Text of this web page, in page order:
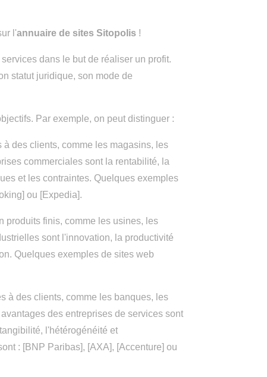
l'annuaire de sites Sitopolis !
dans le but de réaliser un profit.
statut juridique, son mode de
Par exemple, on peut distinguer :
des clients, comme les magasins, les
commerciales sont la rentabilité, la
et les contraintes. Quelques exemples
ou [Expedia].
produits finis, comme les usines, les
sont l'innovation, la productivité
Quelques exemples de sites web
à des clients, comme les banques, les
des entreprises de services sont
l'hétérogénéité et
: [BNP Paribas], [AXA], [Accenture] ou